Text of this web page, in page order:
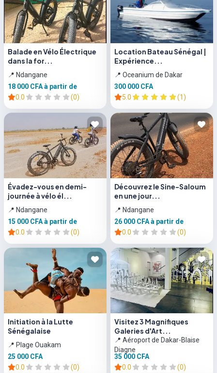
Balade en Vélo Électrique
dans la for...
📍 Ndangane
18 000 CFAà partir de
0.0
(0)
Location Bateau Sénégal |
Expérience...
📍 Oceanium de Dakar
300 000 CFA
5.0
(1)
Évadez-vous en demi-
journée à vélo él...
📍 Ndangane
15 000 CFAà partir de
0.0
(0)
Découvrez le Sine-Saloum
en une jour...
📍 Ndangane
26 000 CFAà partir de
0.0
(0)
Initiation à la Lutte
Sénégalaise
📍 Plage Ouakam
25 000 CFA
0.0
(0)
Visitez 3 Magnifiques
Galeries d'Art...
📍 Aéroport de Dakar-Blaise
Diagne
35 000 CFA
0.0
(0)